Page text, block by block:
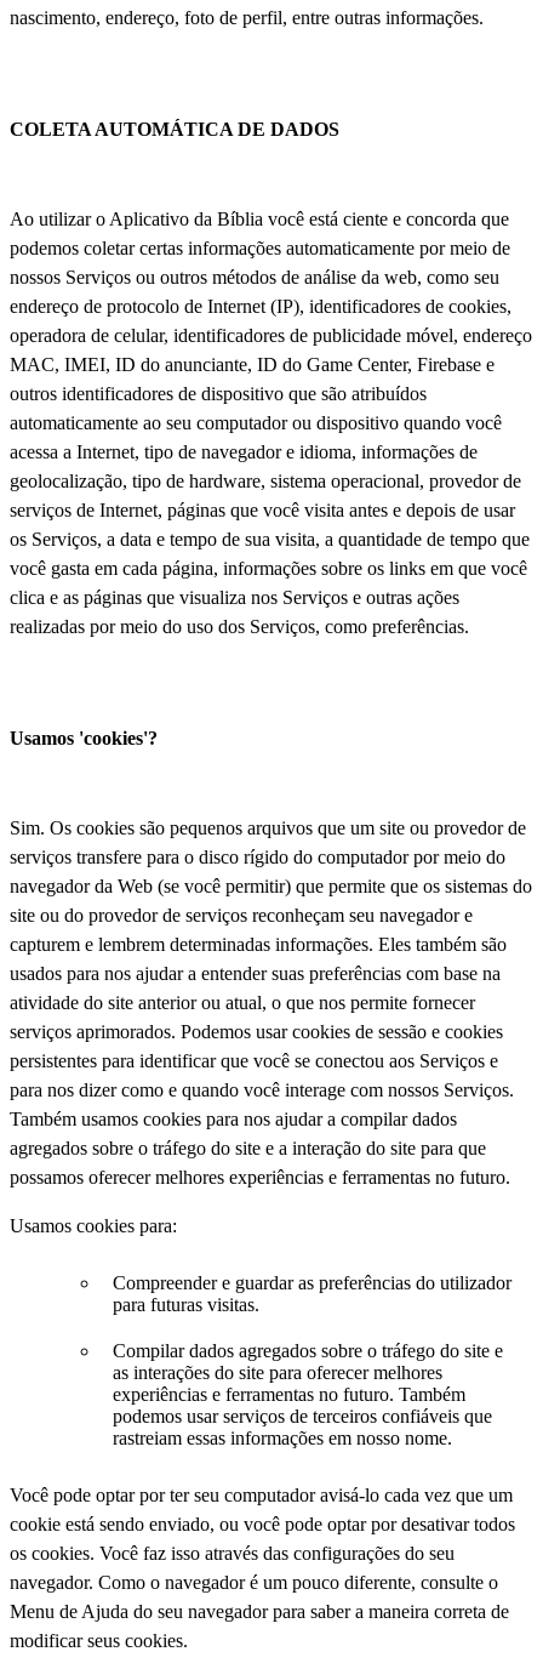
nascimento, endereço, foto de perfil, entre outras informações.
COLETA AUTOMÁTICA DE DADOS
Ao utilizar o Aplicativo da Bíblia você está ciente e concorda que
podemos coletar certas informações automaticamente por meio de
nossos Serviços ou outros métodos de análise da web, como seu
endereço de protocolo de Internet (IP), identificadores de cookies,
operadora de celular, identificadores de publicidade móvel, endereço
MAC, IMEI, ID do anunciante, ID do Game Center, Firebase e
outros identificadores de dispositivo que são atribuídos
automaticamente ao seu computador ou dispositivo quando você
acessa a Internet, tipo de navegador e idioma, informações de
geolocalização, tipo de hardware, sistema operacional, provedor de
serviços de Internet, páginas que você visita antes e depois de usar
os Serviços, a data e tempo de sua visita, a quantidade de tempo que
você gasta em cada página, informações sobre os links em que você
clica e as páginas que visualiza nos Serviços e outras ações
realizadas por meio do uso dos Serviços, como preferências.
Usamos 'cookies'?
Sim. Os cookies são pequenos arquivos que um site ou provedor de
serviços transfere para o disco rígido do computador por meio do
navegador da Web (se você permitir) que permite que os sistemas do
site ou do provedor de serviços reconheçam seu navegador e
capturem e lembrem determinadas informações. Eles também são
usados para nos ajudar a entender suas preferências com base na
atividade do site anterior ou atual, o que nos permite fornecer
serviços aprimorados. Podemos usar cookies de sessão e cookies
persistentes para identificar que você se conectou aos Serviços e
para nos dizer como e quando você interage com nossos Serviços.
Também usamos cookies para nos ajudar a compilar dados
agregados sobre o tráfego do site e a interação do site para que
possamos oferecer melhores experiências e ferramentas no futuro.
Usamos cookies para:
Compreender e guardar as preferências do utilizador
para futuras visitas.
Compilar dados agregados sobre o tráfego do site e
as interações do site para oferecer melhores
experiências e ferramentas no futuro. Também
podemos usar serviços de terceiros confiáveis que
rastreiam essas informações em nosso nome.
Você pode optar por ter seu computador avisá-lo cada vez que um
cookie está sendo enviado, ou você pode optar por desativar todos
os cookies. Você faz isso através das configurações do seu
navegador. Como o navegador é um pouco diferente, consulte o
Menu de Ajuda do seu navegador para saber a maneira correta de
modificar seus cookies.